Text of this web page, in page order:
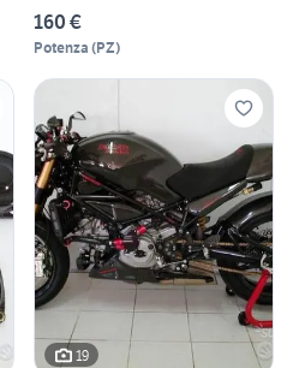
160 €
Potenza (PZ)
19